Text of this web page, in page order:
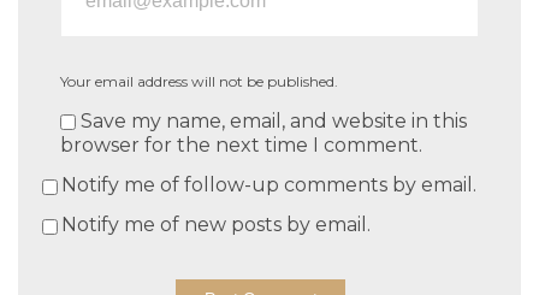
Your email address will not be published.
Save my name, email, and website in this
browser for the next time I comment.
Notify me of follow-up comments by email.
Notify me of new posts by email.